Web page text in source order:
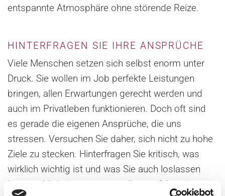
entspannte Atmosphäre ohne störende Reize.
HINTERFRAGEN SIE IHRE ANSPRÜCHE
Viele Menschen setzen sich selbst enorm unter
Druck. Sie wollen im Job perfekte Leistungen
bringen, allen Erwartungen gerecht werden und
auch im Privatleben funktionieren. Doch oft sind
es gerade die eigenen Ansprüche, die uns
stressen. Versuchen Sie daher, sich nicht zu hohe
Ziele zu stecken. Hinterfragen Sie kritisch, was
wirklich wichtig ist und was Sie auch loslassen
können. Nicht immer muss alles perfekt sein.